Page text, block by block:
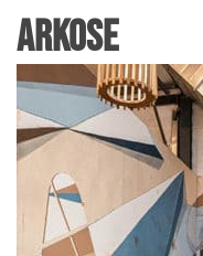
Arkose